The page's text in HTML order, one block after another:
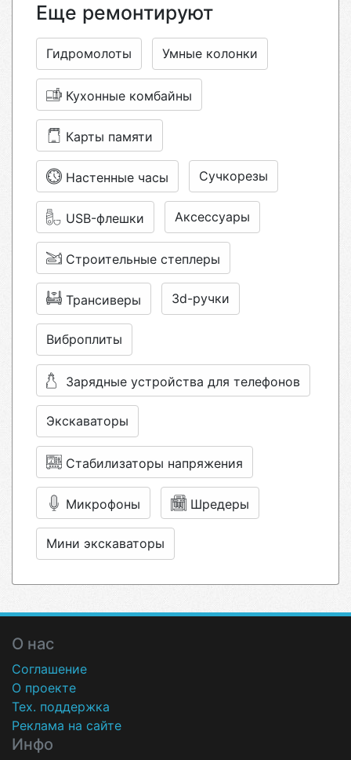
Еще ремонтируют
Гидромолоты Умные колонки
Кухонные комбайны
Карты памяти
Настенные часы Сучкорезы
USB-флешки Аксессуары
Строительные степлеры
Трансиверы 3d-ручки
Виброплиты
Зарядные устройства для телефонов
Экскаваторы
Стабилизаторы напряжения
Микрофоны Шредеры
Мини экскаваторы
О нас
Соглашение
О проекте
Тех. поддержка
Реклама на сайте
Инфо